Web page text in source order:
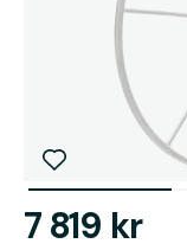
7 819 kr